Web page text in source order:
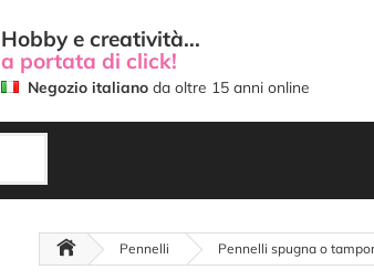
Hobby e creatività...
a portata di click!
Negozio italiano da oltre 15 anni online
Pennelli Pennelli spugna o